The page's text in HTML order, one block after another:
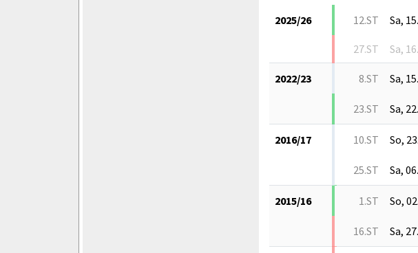
2025/26 12.ST Sa,
27.ST Sa,
2022/23 8.ST Sa,
23.ST Sa,
2016/17 10.ST So,
25.ST Sa,
2015/16 1.ST So,
16.ST Sa,